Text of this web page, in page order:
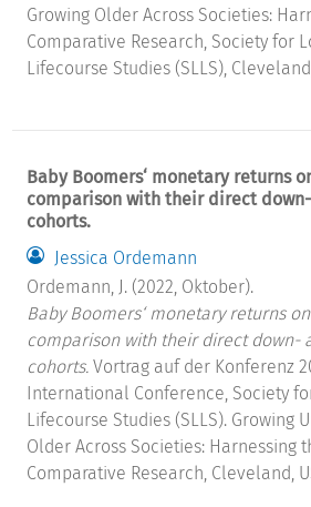
Growing Older Across Societies:
Comparative Research, Society for
Lifecourse Studies (SLLS),
Baby Boomers‘ monetary returns
comparison with their direct
cohorts.
Jessica Ordemann
Ordemann, J. (2022, Oktober).
Baby Boomers‘ monetary returns
comparison with their direct down-
cohorts. Vortrag auf der Konferenz
International Conference, Society
Lifecourse Studies (SLLS). Growing
Older Across Societies: Harnessing
Comparative Research, Cleveland,